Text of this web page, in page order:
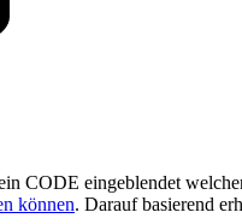
CODE eingeblendet
können. Darauf basierend